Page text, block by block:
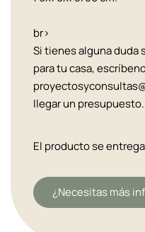
br>
Si tienes alguna duda
para tu casa,
llegar un presupuesto.
El producto se
¿Necesitas más